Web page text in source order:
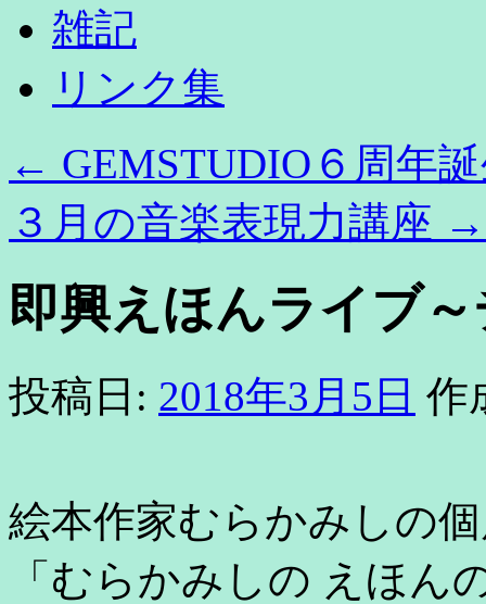
雑記
リンク集
← GEMSTUDIO６周年
３月の音楽表現力講座 →
即興えほんライブ
投稿日: 2018年3月5日 作
絵本作家むらかみしの
「むらかみしの えほん